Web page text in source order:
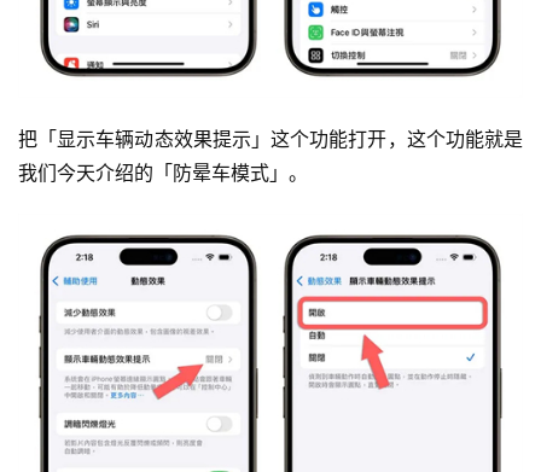
把「显示车辆动态效果提示」这个功能打开，这个功能就是
我们今天介绍的「防晕车模式」。